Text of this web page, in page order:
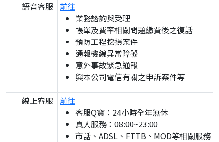
語音客服 前往
業務諮詢與受理
帳單及費率相關問題繳費後之復話
預防工程挖損案件
通報機線異常障礙
意外事故緊急通報
與本公司電信有關之申訴案件等
線上客服 前往
客服Q寶：24小時全年無休
真人服務：08:00~23:00
市話、ADSL、FTTB、MOD等相關服務